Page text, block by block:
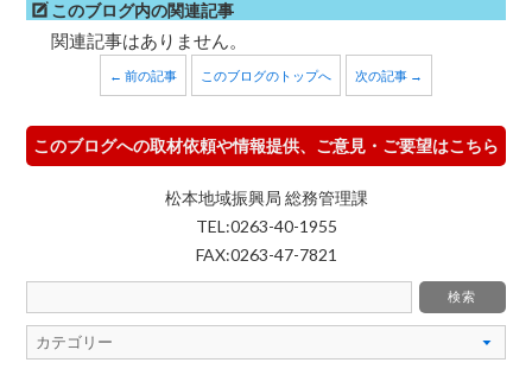
このブログ内の関連記事
関連記事はありません。
← 前の記事 このブログのトップへ 次の記事 →
このブログへの取材依頼や情報提供、ご意見・ご要望はこちら
松本地域振興局 総務管理課
TEL:0263-40-1955
FAX:0263-47-7821